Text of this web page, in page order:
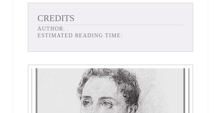
CREDITS
AUTHOR:
ESTIMATED READING TIME: